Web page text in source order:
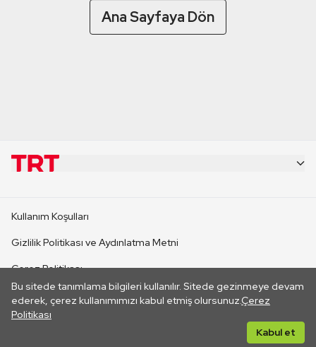
Ana Sayfaya Dön
Bu sitede tanımlama bilgileri kullanılır. Sitede gezinmeye devam
ederek, çerez kullanımımızı kabul etmiş olursunuz.Çerez
Politikası
Kabul et
CANLI YAYINLAR
Kullanım Koşulları
Gizlilik Politikası ve Aydınlatma Metni
Çerez Politikası
İletişim
Her hakkı saklıdır. ©2026 TRT. Bağlantı yoluyla gidilen dış